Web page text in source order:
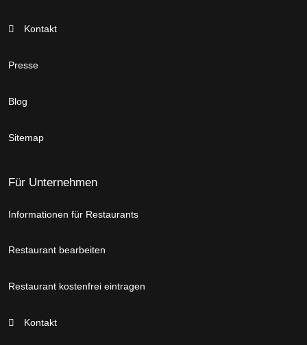
Kontakt
Presse
Blog
Sitemap
Für Unternehmen
Informationen für Restaurants
Restaurant bearbeiten
Restaurant kostenfrei eintragen
Kontakt